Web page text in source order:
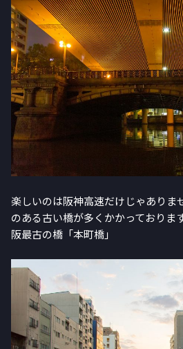
楽しいのは阪神高速だけじゃありま
のある古い橋が多くかかっておりま
阪最古の橋「本町橋」